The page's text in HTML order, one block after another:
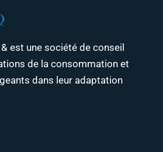
est une société de conseil
de la consommation et
dans leur adaptation